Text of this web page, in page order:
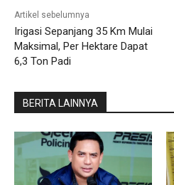
Artikel sebelumnya
Irigasi Sepanjang 35 Km Mulai
Maksimal, Per Hektare Dapat
6,3 Ton Padi
BERITA LAINNYA